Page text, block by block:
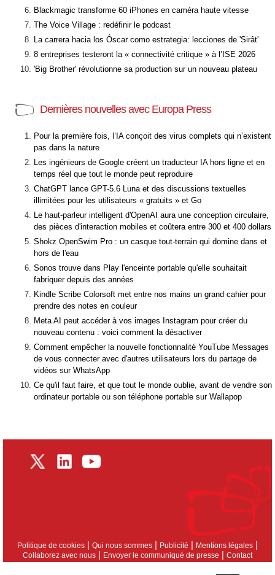
Blackmagic transforme 60 iPhones en caméra haute vitesse
The Voice Village : redéfinir le podcast
La carrera hacia los Óscar como estrategia: lecciones de 'Sirât'
8 entreprises testeront la « connectivité critique » à l’ISE 2026
'Big Brother' révolutionne sa production sur un nouveau plateau
Dernières nouvelles avec Europa Press
Pour la première fois, l’IA conçoit des virus complets qui n’existent
pas dans la nature
Les ingénieurs de Google créent un traducteur IA hors ligne et en
temps réel que tout le monde peut reproduire
ChatGPT lance GPT-5.6 Luna et des discussions textuelles
illimitées pour les utilisateurs « gratuits » et Go
Le haut-parleur intelligent d'OpenAI aura une conception circulaire,
des pièces d'interaction mobiles et coûtera entre 300 et 400 dollars
Shokz OpenSwim Pro : un casque tout-terrain qui domine dans et
hors de l'eau
Sonos trouve dans Play l'enceinte portable qu'elle souhaitait
fabriquer depuis des années
Kindle Scribe Colorsoft met entre nos mains un grand cahier pour
prendre des notes en couleur
Meta AI peut accéder à vos images Instagram pour créer du
nouveau contenu : voici comment la désactiver
Comment empêcher la nouvelle fonctionnalité YouTube Messages
de vous connecter avec d'autres utilisateurs lors du partage de
vidéos sur WhatsApp
Ce qu'il faut faire, et que tout le monde oublie, avant de vendre son
ordinateur portable ou son téléphone portable sur Wallapop
Politique de cookies | Qui nous sommes | Publicité | Mentions légales |
Collaborez avec nous | Envoyer le communiqué de presse | Contact